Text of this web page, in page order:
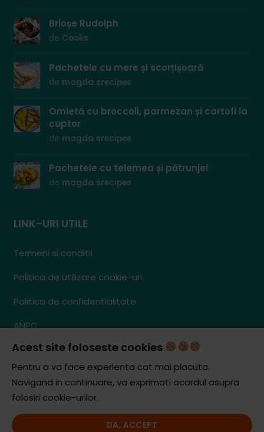
Brioșe Rudolph
de Cooks
Pachetele cu mere și scorțișoară
de magda.srecipes
Omletă cu broccoli, parmezan și cartofi la
cuptor
de magda.srecipes
Pachetele cu telemea și pătrunjel
de magda.srecipes
LINK-URI UTILE
Termeni si conditii
Politica de utilizare cookie-uri
Politica de confidentialitate
ANPC
Contact
S.C. ZENCOM MEDIA GROUP SRL
J20/1379/2017
© iCooking.ro. Toate drepturile rezervate.
Acest site foloseste cookies
Pentru a va face experienta cat mai placuta.
Navigand in continuare, va exprimati acordul asupra
folosiri cookie-urilor.
DA, ACCEPT